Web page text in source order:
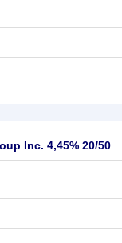
Inc. 4,45% 20/50